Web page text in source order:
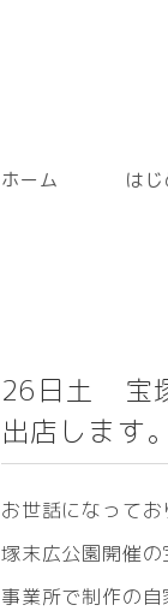
ホーム はじ
26日土 宝
出店します。
お世話になって
塚末広公園開催
事業所で制作の